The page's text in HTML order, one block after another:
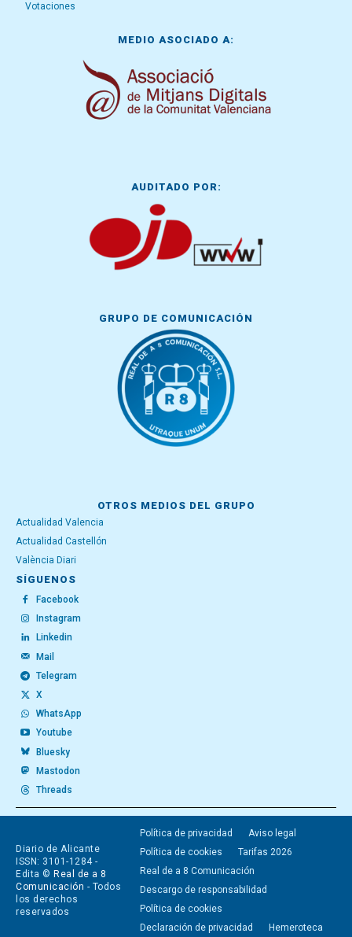
Votaciones
MEDIO ASOCIADO A:
AUDITADO POR:
GRUPO DE COMUNICACIÓN
OTROS MEDIOS DEL GRUPO
Actualidad Valencia
Actualidad Castellón
València Diari
SÍGUENOS
Facebook
Instagram
Linkedin
Mail
Telegram
X
WhatsApp
Youtube
Bluesky
Mastodon
Threads
Diario de Alicante
ISSN: 3101-1284 -
Edita © Real de a 8
Comunicación - Todos
los derechos
reservados
Política de privacidad
Aviso legal
Política de cookies
Tarifas 2026
Real de a 8 Comunicación
Descargo de responsabilidad
Política de cookies
Declaración de privacidad
Hemeroteca